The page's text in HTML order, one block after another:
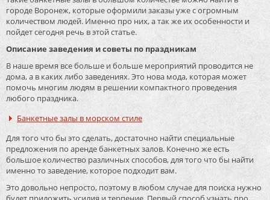
городе Воронеж, которые оформили заказы уже с огромным
количеством людей. Именно про них, а так же их особенности и
пойдет сегодня речь в этой статье.
Описание заведения и советы по праздникам
В наше время все больше и больше мероприятий проводится не
дома, а в каких либо заведениях. Это нова мода, которая может
помочь многим людям в решении компактного проведения
любого праздника.
Банкетные залы в морском стиле
Для того что бы это сделать, достаточно найти специальные
предложения по аренде банкетных залов. Конечно же есть
большое количество различных способов, для того что бы найти
именно то заведение, которое подходит вам.
Это довольно непросто, поэтому в любом случае для поиска нужно